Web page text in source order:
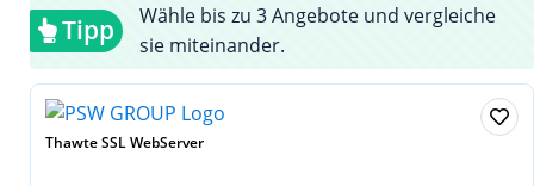
Tipp
Wähle bis zu 3 Angebote und vergleiche
sie miteinander.
Thawte SSL WebServer